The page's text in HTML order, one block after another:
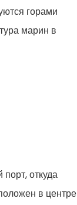
горами
марин в
откуда
в центре